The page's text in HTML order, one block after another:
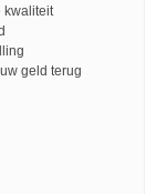
kwaliteit
geld terug